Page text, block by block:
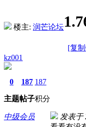
楼主: 润芒论坛
[复
kz001
0
主题
187
帖子
187
积分
中级会员 发表于